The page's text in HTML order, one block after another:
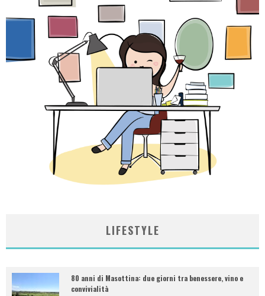
LIFESTYLE
80 anni di Masottina: due giorni tra benessere, vino e
convivialità